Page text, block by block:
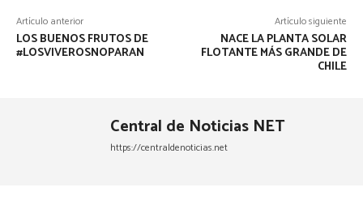
Artículo anterior
LOS BUENOS FRUTOS DE
#LOSVIVEROSNOPARAN
Artículo siguiente
NACE LA PLANTA SOLAR
FLOTANTE MÁS GRANDE DE
CHILE
Central de Noticias NET
https://centraldenoticias.net